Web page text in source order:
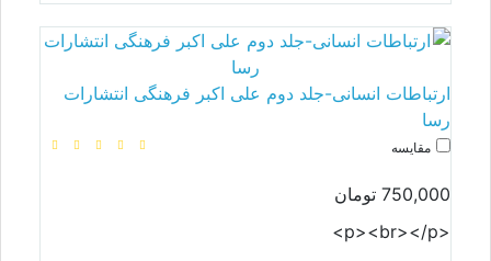
ارتباطات انسانی-جلد دوم علی اکبر فرهنگی انتشارات
رسا
مقایسه
750,000 تومان